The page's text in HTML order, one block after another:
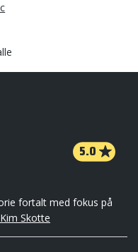
5.0
fortalt med fokus på
Kim Skotte